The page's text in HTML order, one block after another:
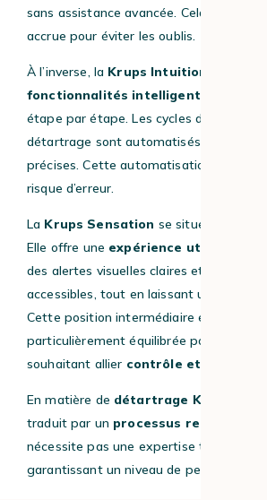
sans assistance avancée. Cela implique
accrue pour éviter les oublis.
À l’inverse, la Krups Intuition
fonctionnalités intelligentes
étape par étape. Les cycles de
détartrage sont automatisés, avec des
précises. Cette automatisation réduit
risque d’erreur.
La Krups Sensation se situe entre ces
Elle offre une expérience utilisateur
des alertes visuelles claires et des
accessibles, tout en laissant une certaine
Cette position intermédiaire en fait une
particulièrement équilibrée pour les
souhaitant allier contrôle et simplicité
En matière de détartrage Krups
traduit par un processus
nécessite pas une expertise technique
garantissant un niveau de performance